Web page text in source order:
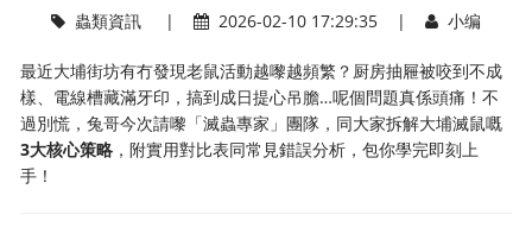
蟲類資訊| 2026-02-10 17:29:35 | 小编
最近大埔街坊有冇發現老鼠活動越嚟越頻繁？厨房抽屜被咬到不成
樣、電線槽藏滿牙印，搞到成日提心吊膽…呢個問題真係頭痛！不
過別慌，兔哥今次請嚟「滅蟲專家」團隊，同大家拆解大埔滅鼠嘅
3大核心策略 ，附實用對比表同常見錯誤分析，包你學完即刻上
手！